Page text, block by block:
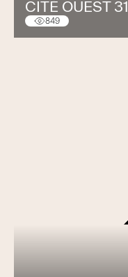
CITÉ OUEST 31
849